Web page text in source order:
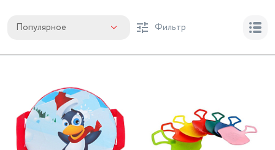
Популярное Фильтр